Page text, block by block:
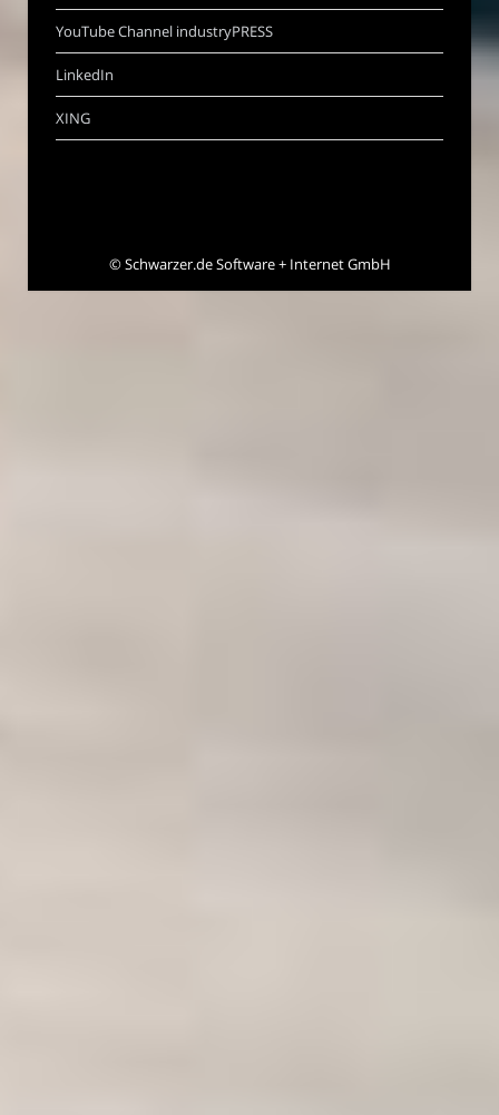
YouTube Channel industryPRESS
LinkedIn
XING
©Schwarzer.de Software + Internet GmbH